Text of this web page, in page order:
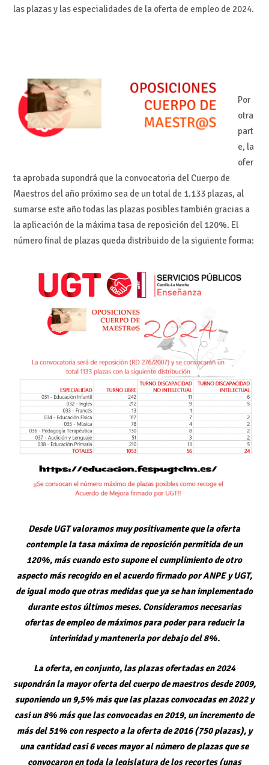
las plazas y las especialidades de la oferta de empleo de 2024.
Por
otra
part
e, la
ofer
ta aprobada supondrá que la convocatoria del Cuerpo de
Maestros del año próximo sea de un total de 1.133 plazas, al
sumarse este año todas las plazas posibles también gracias a
la aplicación de la máxima tasa de reposición del 120%. El
número final de plazas queda distribuido de la siguiente forma:
Desde UGT valoramos muy positivamente que la oferta
contemple la tasa máxima de reposición permitida de un
120%, más cuando esto supone el cumplimiento de otro
aspecto más recogido en el acuerdo firmado por ANPE y UGT,
de igual modo que otras medidas que ya se han implementado
durante estos últimos meses. Consideramos necesarias
ofertas de empleo de máximos para poder para reducir la
interinidad y mantenerla por debajo del 8%.
La oferta, en conjunto, las plazas ofertadas en 2024
supondrán la mayor oferta del cuerpo de maestros desde 2009,
suponiendo un 9,5% más que las plazas convocadas en 2022 y
casi un 8% más que las convocadas en 2019, un incremento de
más del 51% con respecto a la oferta de 2016 (750 plazas), y
una cantidad casi 6 veces mayor al número de plazas que se
convocaron en toda la legislatura de los recortes (unas